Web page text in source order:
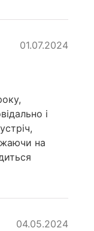
01.07.2024
і
на
04.05.2024